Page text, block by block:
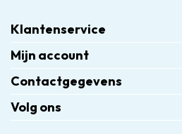
Klantenservice
Mijn account
Contactgegevens
Volg ons